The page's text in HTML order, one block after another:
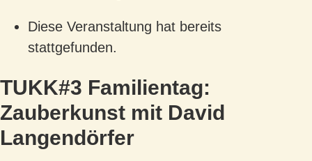
Diese Veranstaltung hat bereits
stattgefunden.
TUKK#3 Familientag:
Zauberkunst mit David
Langendörfer